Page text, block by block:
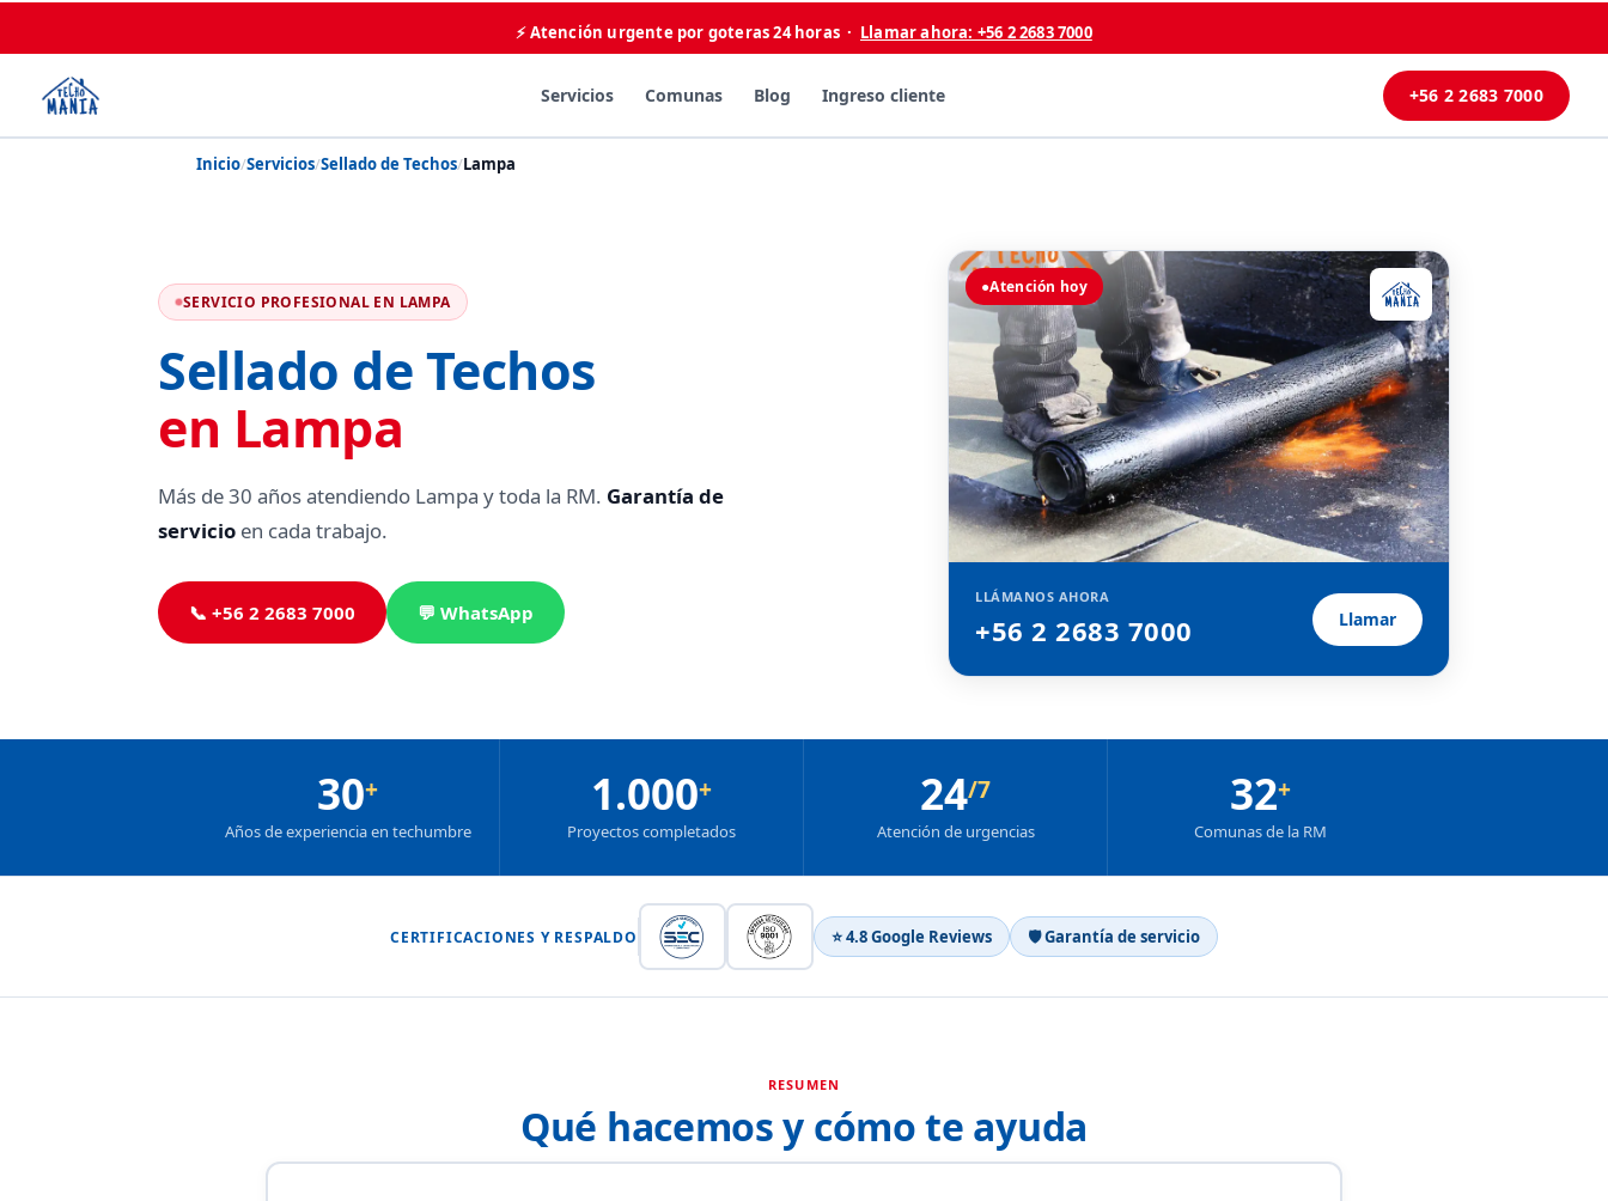
⚡ Atención urgente por goteras 24 horas · Llamar ahora: +56 2 2683 7000
Servicios Comunas Blog Ingreso cliente +56 2 2683 7000
Inicio/Servicios/Sellado de Techos/Lampa
SERVICIO PROFESIONAL EN LAMPA
Sellado de Techos
en Lampa
Más de 30 años atendiendo Lampa y toda la RM. Garantía de
servicio en cada trabajo.
📞 +56 2 2683 7000 💬 WhatsApp
●Atención hoy
LLÁMANOS AHORA
+56 2 2683 7000 Llamar
30+
Años de experiencia en techumbre
1.000+
Proyectos completados
24/7
Atención de urgencias
32+
Comunas de la RM
CERTIFICACIONES Y RESPALDO ⭐ 4.8 Google Reviews 🛡 Garantía de servicio
RESUMEN
Qué hacemos y cómo te ayuda